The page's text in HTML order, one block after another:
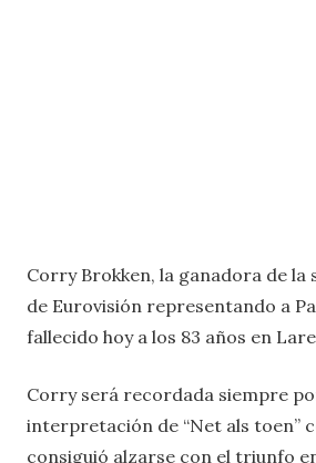
Corry Brokken, la ganadora de la
de Eurovisión representando a
fallecido hoy a los 83 años en
Corry será recordada siempre
interpretación de “Net als toen”
consiguió alzarse con el triunfo